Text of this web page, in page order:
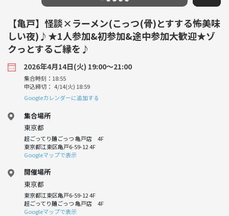
【亀戸】怪談×ラーメン(こっつ(骨)とすする怖美味
しい夜)♪★1人参加&初参加&途中参加大歓迎★ゾ
クっとするご縁を♪
2026年4月14日(火) 19:00〜21:00
集合時刻：18:55
申込締切： 4/14(火) 18:59
Googleカレンダーに追加する
集合場所
東京都
超ごってり麺ごっつ 亀戸店 4F
東京都江東区亀戸6-59-12 4F
Googleマップで表示
開催場所
東京都
東京都江東区亀戸6-59-12 4F
超ごってり麺ごっつ 亀戸店 4F
Googleマップで表示